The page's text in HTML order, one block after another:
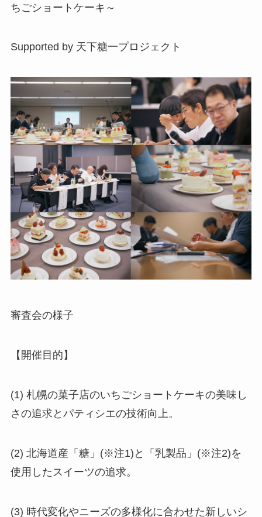
ちごショートケーキ～
Supported by 天下糖一プロジェクト
審査会の様子
【開催目的】
(1) 札幌の菓子店のいちごショートケーキの美味し
さの追求とパティシエの技術向上。
(2) 北海道産「糖」(※注1)と「乳製品」(※注2)を
使用したスイーツの追求。
(3) 時代変化やニーズの多様化に合わせた新しいシ